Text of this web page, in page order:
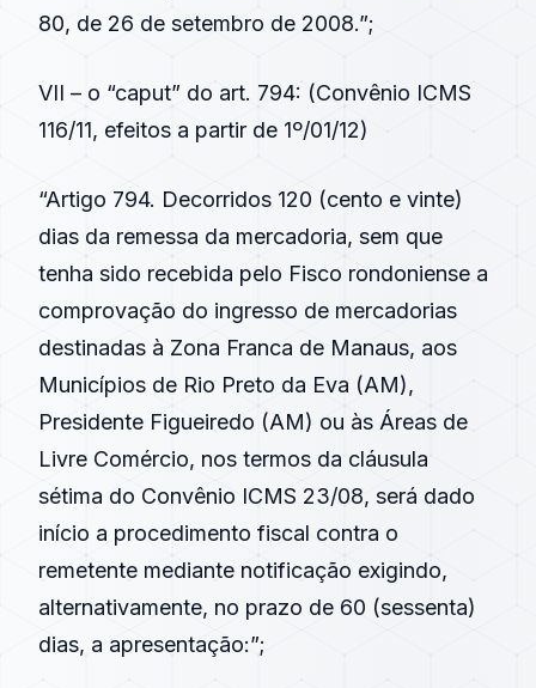
80, de 26 de setembro de 2008.”;
VII – o “caput” do art. 794: (Convênio ICMS
116/11, efeitos a partir de 1º/01/12)
“Artigo 794. Decorridos 120 (cento e vinte)
dias da remessa da mercadoria, sem que
tenha sido recebida pelo Fisco rondoniense a
comprovação do ingresso de mercadorias
destinadas à Zona Franca de Manaus, aos
Municípios de Rio Preto da Eva (AM),
Presidente Figueiredo (AM) ou às Áreas de
Livre Comércio, nos termos da cláusula
sétima do Convênio ICMS 23/08, será dado
início a procedimento fiscal contra o
remetente mediante notificação exigindo,
alternativamente, no prazo de 60 (sessenta)
dias, a apresentação:”;